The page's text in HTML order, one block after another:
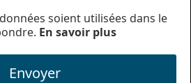
soient utilisées dans le
En savoir plus
Envoyer